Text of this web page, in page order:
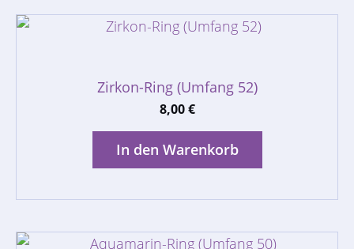
Zirkon-Ring (Umfang 52)
8,00€
In den Warenkorb